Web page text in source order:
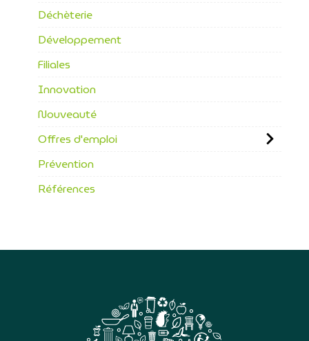
Déchèterie
Développement
Filiales
Innovation
Nouveauté
Offres d'emploi
Prévention
Références